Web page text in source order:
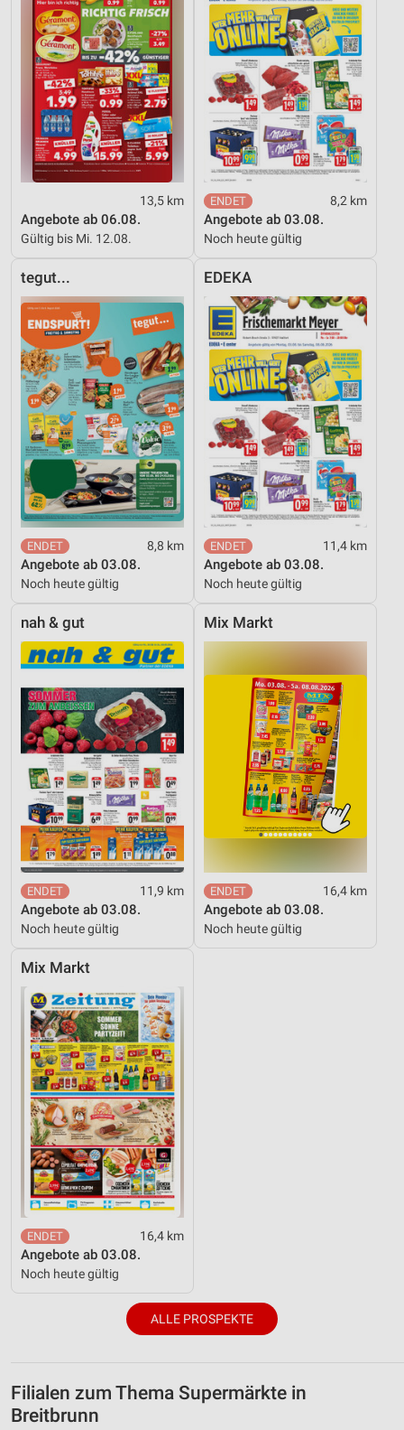
13,5 km
Angebote ab 06.08.
Gültig bis Mi. 12.08.
8,2 km
Angebote ab 03.08.
Noch heute gültig
tegut...
8,8 km
Angebote ab 03.08.
Noch heute gültig
EDEKA
11,4 km
Angebote ab 03.08.
Noch heute gültig
nah & gut
11,9 km
Angebote ab 03.08.
Noch heute gültig
Mix Markt
16,4 km
Angebote ab 03.08.
Noch heute gültig
Mix Markt
16,4 km
Angebote ab 03.08.
Noch heute gültig
ALLE PROSPEKTE
Filialen zum Thema Supermärkte in
Breitbrunn
Nicht-IAB-Verarbeitungszwecke:
Notwendig
Performance
Funktional
Werbung